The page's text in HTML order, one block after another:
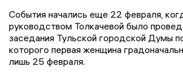
События начались еще 22 февраля,
руководством Толкачевой было
заседания Тульской городской Думы
которого первая женщина
лишь 25 февраля.